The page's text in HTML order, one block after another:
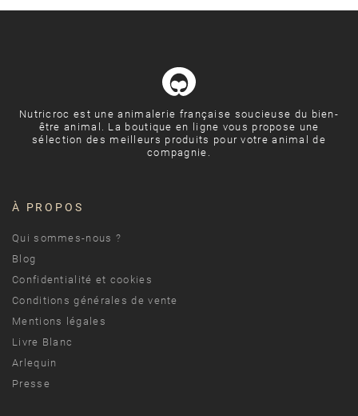
Nutricroc est une animalerie française soucieuse du bien-
être animal. La boutique en ligne vous propose une
sélection des meilleurs produits pour votre animal de
compagnie.
À PROPOS
Qui sommes-nous ?
Blog
Confidentialité et cookies
Conditions générales de vente
Mentions légales
Livre Blanc
Arlequin
Presse